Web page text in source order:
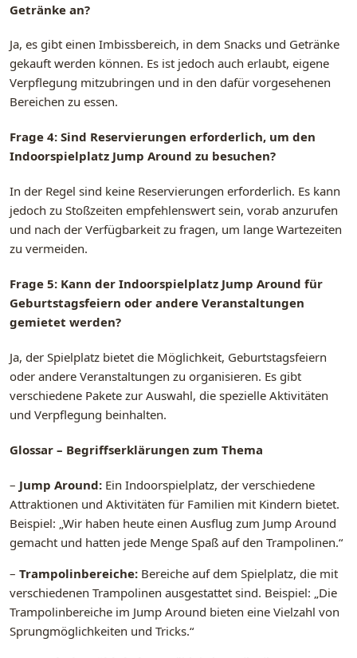
Getränke an?
Ja, es gibt einen Imbissbereich, in dem Snacks und Getränke
gekauft werden können. Es ist jedoch auch erlaubt, eigene
Verpflegung mitzubringen und in den dafür vorgesehenen
Bereichen zu essen.
Frage 4: Sind Reservierungen erforderlich, um den
Indoorspielplatz Jump Around zu besuchen?
In der Regel sind keine Reservierungen erforderlich. Es kann
jedoch zu Stoßzeiten empfehlenswert sein, vorab anzurufen
und nach der Verfügbarkeit zu fragen, um lange Wartezeiten
zu vermeiden.
Frage 5: Kann der Indoorspielplatz Jump Around für
Geburtstagsfeiern oder andere Veranstaltungen
gemietet werden?
Ja, der Spielplatz bietet die Möglichkeit, Geburtstagsfeiern
oder andere Veranstaltungen zu organisieren. Es gibt
verschiedene Pakete zur Auswahl, die spezielle Aktivitäten
und Verpflegung beinhalten.
Glossar – Begriffserklärungen zum Thema
– Jump Around: Ein Indoorspielplatz, der verschiedene
Attraktionen und Aktivitäten für Familien mit Kindern bietet.
Beispiel: „Wir haben heute einen Ausflug zum Jump Around
gemacht und hatten jede Menge Spaß auf den Trampolinen.“
– Trampolinbereiche: Bereiche auf dem Spielplatz, die mit
verschiedenen Trampolinen ausgestattet sind. Beispiel: „Die
Trampolinbereiche im Jump Around bieten eine Vielzahl von
Sprungmöglichkeiten und Tricks.“